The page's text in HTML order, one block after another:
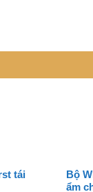
tái
Bộ
ẩm